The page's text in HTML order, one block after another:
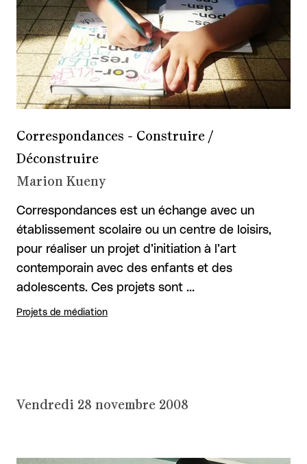
Correspondances - Construire /
Déconstruire
Marion Kueny
Correspondances est un échange avec un
établissement scolaire ou un centre de loisirs,
pour réaliser un projet d’initiation à l’art
contemporain avec des enfants et des
adolescents. Ces projets sont …
Projets de médiation
Vendredi 28 novembre 2008